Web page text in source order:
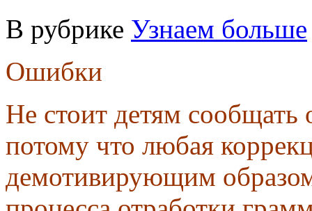
В рубрике Узнаем больше
Ошибки
Не стоит детям
потому что любая
демотивирующим